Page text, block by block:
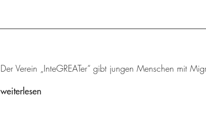
Der Verein „InteGREATer“ gibt jungen Menschen mit
weiterlesen